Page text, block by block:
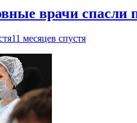
врачи спасли
11 месяцев спустя